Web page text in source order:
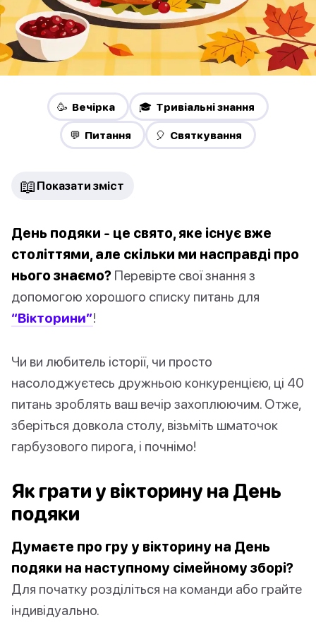
🥳 Вечірка 🎓 Тривіальні знання
💬 Питання 🎈 Святкування
📖 Показати зміст
День подяки - це свято, яке існує вже
століттями, але скільки ми насправді про
нього знаємо? Перевірте свої знання з
допомогою хорошого списку питань для
“Вікторини”!
Чи ви любитель історії, чи просто
насолоджуєтесь дружньою конкуренцією, ці 40
питань зроблять ваш вечір захоплюючим. Отже,
зберіться довкола столу, візьміть шматочок
гарбузового пирога, і почнімо!
Як грати у вікторину на День
подяки
Думаєте про гру у вікторину на День
подяки на наступному сімейному зборі?
Для початку розділіться на команди або грайте
індивідуально.